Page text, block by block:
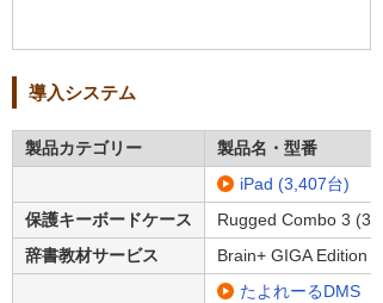
導入システム
製品カテゴリー
製品名・型番
iPad (3,407台)
保護キーボードケース
Rugged Combo 3
辞書教材サービス
Brain+ GIGA Edition
たよれーるDMS